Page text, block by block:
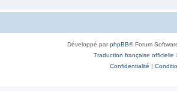
Développé parphpBB® Forum
Traduction française officielle
Confidentialité |